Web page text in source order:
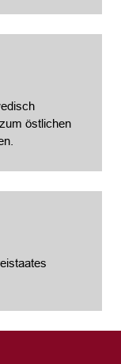
östlichen